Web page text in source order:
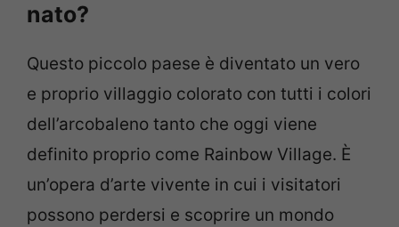
nato?
Questo piccolo paese è diventato un vero
e proprio villaggio colorato con tutti i colori
dell’arcobaleno tanto che oggi viene
definito proprio come Rainbow Village. È
un’opera d’arte vivente in cui i visitatori
possono perdersi e scoprire un mondo